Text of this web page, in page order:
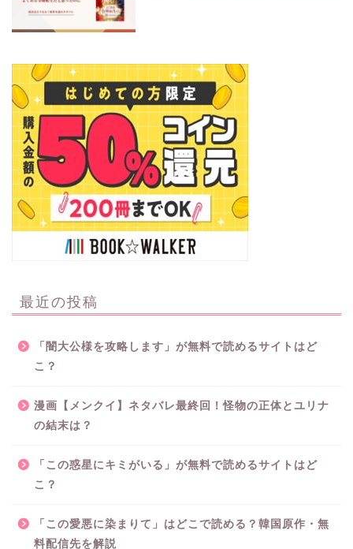
最近の投稿
「闇大公様を攻略します」が無料で読めるサイトはど
こ？
漫画【メンクイ】ネタバレ最終回！怪物の正体とユリナ
の結末は？
「この惑星にキミがいる」が無料で読めるサイトはど
こ？
「この愛悪に染まりて」はどこで読める？韓国原作・無
料配信先を解説